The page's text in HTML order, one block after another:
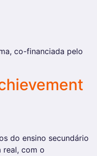
co-financiada pelo
do ensino secundário
real, com o